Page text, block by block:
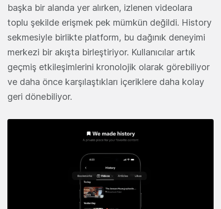
başka bir alanda yer alırken, izlenen videolara
toplu şekilde erişmek pek mümkün değildi. History
sekmesiyle birlikte platform, bu dağınık deneyimi
merkezi bir akışta birleştiriyor. Kullanıcılar artık
geçmiş etkileşimlerini kronolojik olarak görebiliyor
ve daha önce karşılaştıkları içeriklere daha kolay
geri dönebiliyor.